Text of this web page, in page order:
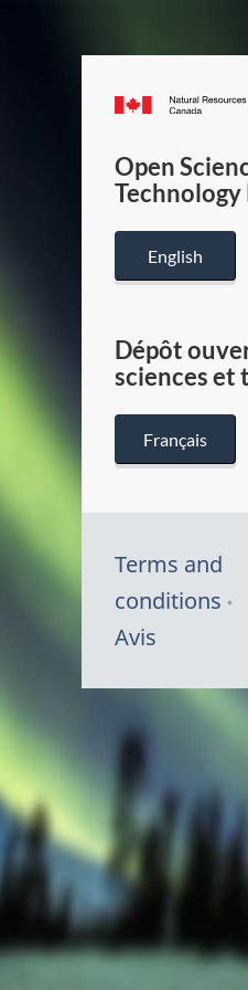
Open
English
Dépôt
sciences et
Français
Terms and
conditions
Avis